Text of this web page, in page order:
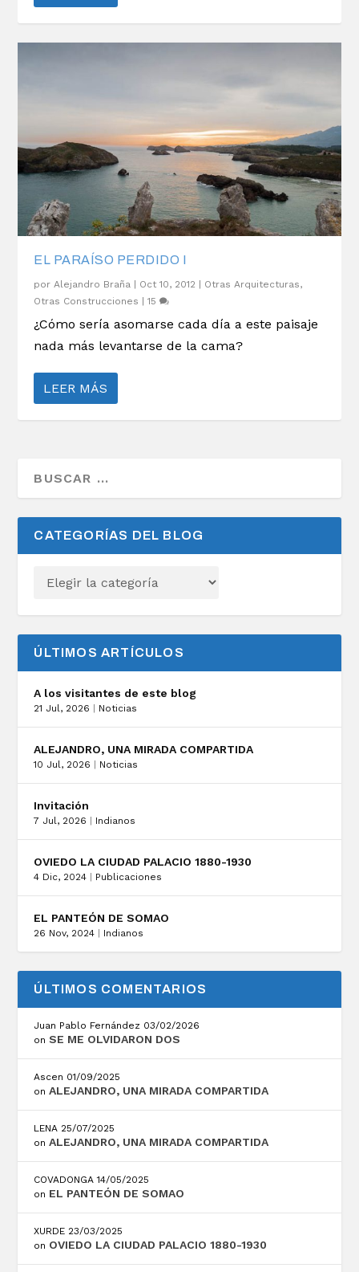
EL PARAÍSO PERDIDO I
porAlejandro Braña Oct 10, 2012 Otras Arquitecturas,
Otras Construcciones
|15
¿Cómo sería asomarse cada día a este paisaje
nada más levantarse de la cama?
LEER MÁS
CATEGORÍAS DEL BLOG
ÚLTIMOS ARTÍCULOS
A los visitantes de este blog
21 Jul, 2026 Noticias
ALEJANDRO, UNA MIRADA COMPARTIDA
10 Jul, 2026 Noticias
Invitación
7 Jul, 2026 Indianos
OVIEDO LA CIUDAD PALACIO 1880-1930
4 Dic, 2024 Publicaciones
EL PANTEÓN DE SOMAO
26 Nov, 2024 Indianos
ÚLTIMOS COMENTARIOS
Juan Pablo Fernández 03/02/2026
onSE ME OLVIDARON DOS
Ascen 01/09/2025
onALEJANDRO, UNA MIRADA COMPARTIDA
LENA 25/07/2025
onALEJANDRO, UNA MIRADA COMPARTIDA
COVADONGA 14/05/2025
on EL PANTEÓN DE SOMAO
XURDE 23/03/2025
on OVIEDO LA CIUDAD PALACIO 1880-1930